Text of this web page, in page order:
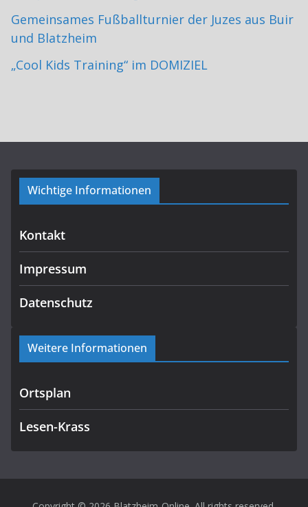
Gemeinsames Fußballturnier der Juzes aus Buir
und Blatzheim
„Cool Kids Training“ im DOMIZIEL
Wichtige Informationen
Kontakt
Impressum
Datenschutz
Weitere Informationen
Ortsplan
Lesen-Krass